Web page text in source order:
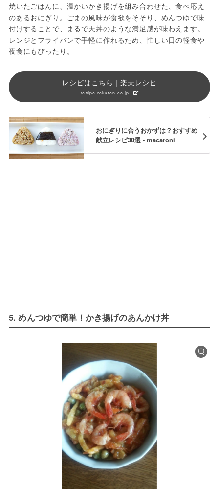
焼いたごはんに、温かいかき揚げを組み合わせた、食べ応え
のあるおにぎり。ごまの風味が食欲をそそり、めんつゆで味
付けすることで、まるで天丼のような満足感が味わえます。
レンジとフライパンで手軽に作れるため、忙しい日の軽食や
夜食にもぴったり。
レシピはこちら｜楽天レシピ
recipe.rakuten.co.jp
おにぎりに合うおかずは？おすすめ
献立レシピ30選 - macaroni
5. めんつゆで簡単！かき揚げのあんかけ丼